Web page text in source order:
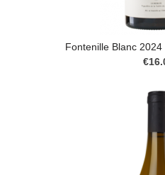
Fontenille Blanc